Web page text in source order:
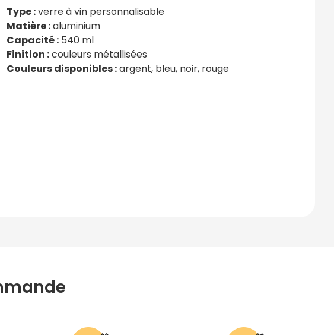
Type :verre à vin personnalisable
Matière :aluminium
Capacité : 540 ml
Finition :couleurs métallisées
Couleurs disponibles :argent, bleu, noir, rouge